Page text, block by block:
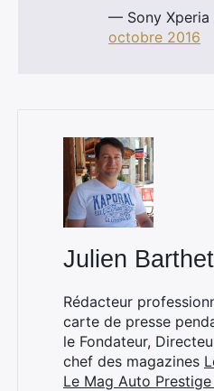
— Sony Xperia
octobre 2016
Julien Barthet
Rédacteur
carte de presse
le Fondateur,
chef des magazines
Le Mag Auto